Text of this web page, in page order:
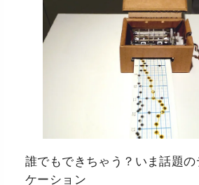
誰でもできちゃう？いま話題の
ケーション